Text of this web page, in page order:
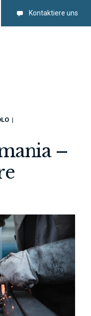
Kontaktiere uns
–